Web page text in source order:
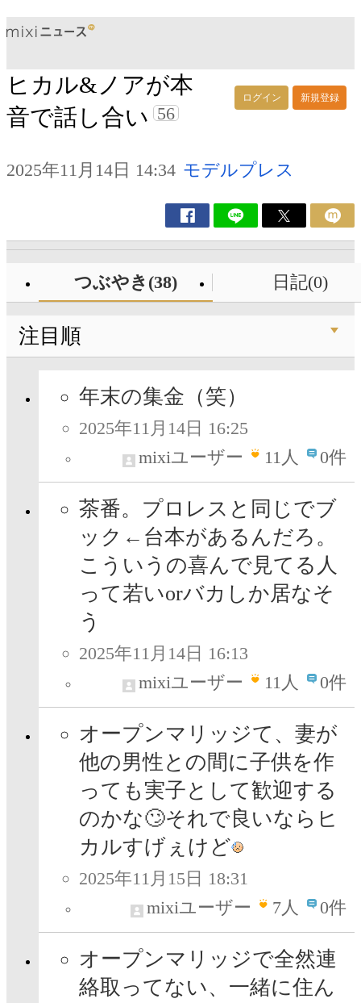
ログイン 新規登録
ヒカル&ノアが本
音で話し合い 56
2025年11月14日 14:34 モデルプレス
つぶやき(38) 日記(0)
注目順
年末の集金（笑）
2025年11月14日 16:25
mixiユーザー
11人 0件
茶番。プロレスと同じでブ
ック←台本があるんだろ。
こういうの喜んで見てる人
って若いorバカしか居なそ
う
2025年11月14日 16:13
mixiユーザー
11人 0件
オープンマリッジて、妻が
他の男性との間に子供を作
っても実子として歓迎する
のかな🙄それで良いならヒ
カルすげぇけど
2025年11月15日 18:31
mixiユーザー
7人 0件
オープンマリッジで全然連
絡取ってない、一緒に住ん